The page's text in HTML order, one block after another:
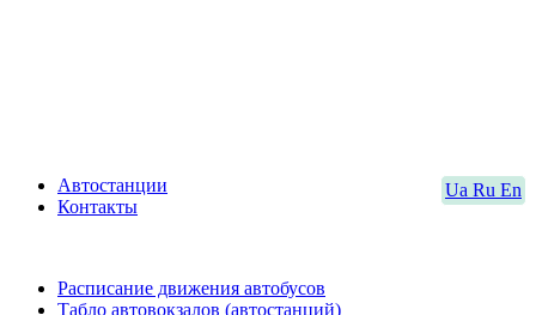
Ua Ru En
Автостанции
Контакты
Расписание движения автобусов
Табло автовокзалов (автостанций)